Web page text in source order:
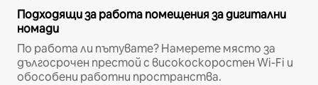
Подходящи за работа помещения за дигитални
номади
По работа ли пътувате? Намерете място за
дългосрочен престой с високоскоростен Wi-Fi и
обособени работни пространства.